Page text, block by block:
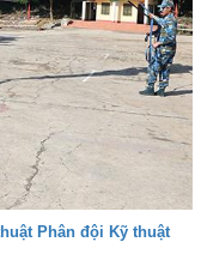
Phân đội Kỹ thuật